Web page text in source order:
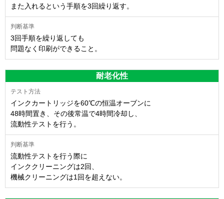
また入れるという手順を3回繰り返す。
3回手順を繰り返しても
問題なく印刷ができること。
耐老化性
インクカートリッジを60℃の恒温オーブンに
48時間置き、その後常温で4時間冷却し、
流動性テストを行う。
流動性テストを行う際に
インククリーニングは2回、
機械クリーニングは1回を超えない。